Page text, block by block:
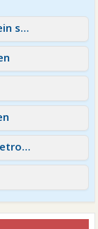
Von der perfekten Beziehung zum allein sein !
Nach 23 Jahre Beziehung vom Mann betrogen und verlassen